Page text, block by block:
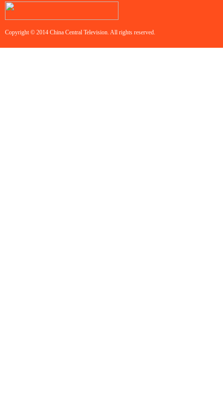
Copyright © 2014 China Central Television. All rights reserved.